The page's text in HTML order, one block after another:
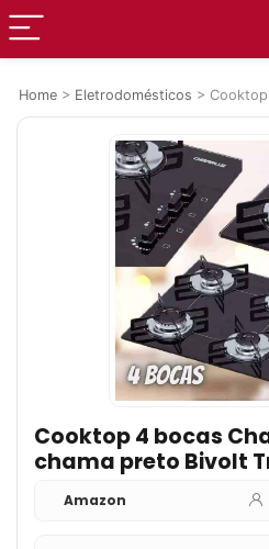
Home > Eletrodomésticos >
Cooktop 4 bocas
chama preto Bivolt
Amazon